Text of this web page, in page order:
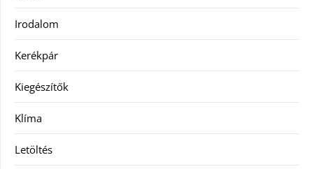
Irodalom
Kerékpár
Kiegészítők
Klíma
Letöltés